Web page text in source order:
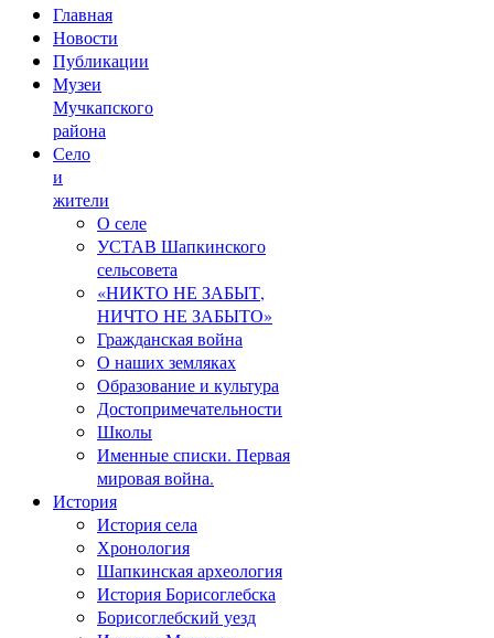
Главная
Новости
Публикации
Музеи
Мучкапского
района
Село
и
жители
О селе
УСТАВ Шапкинского
сельсовета
«НИКТО НЕ ЗАБЫТ,
НИЧТО НЕ ЗАБЫТО»
Гражданская война
О наших земляках
Образование и культура
Достопримечательности
Школы
Именные списки. Первая
мировая война.
История
История села
Хронология
Шапкинская археология
История Борисоглебска
Борисоглебский уезд